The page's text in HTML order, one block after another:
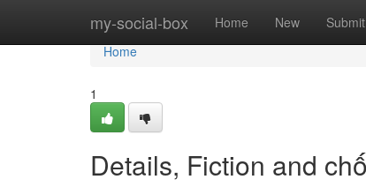
my-social-box Home New Submit
Home
Home
1
Details, Fiction and